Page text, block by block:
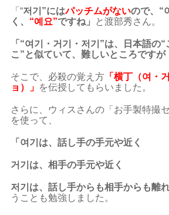
「“저기”にはパッチムがないので、“
く、 “예요”ですね」 と渡部秀さん。
「“여기・거기・저기”は、日本語の
こ”と似ていて、難しいところですが
そこで、必殺の覚え方 「横丁（여・
ョ）」 を伝授してもらいました。
さらに、ウィスさんの「お手製特撮
を使って、
「여기は、話し手の手元や近く
거기は、相手の手元や近く
저기は、話し手からも相手からも離
うことも勉強しました。